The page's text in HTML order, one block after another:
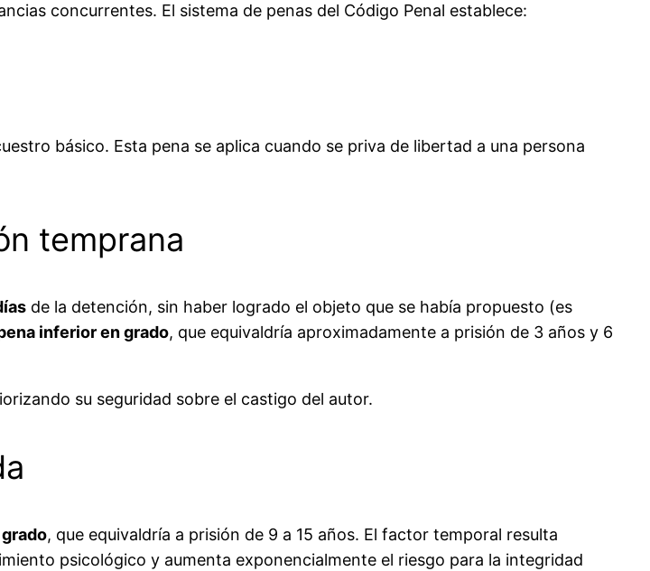
concurrentes. El sistema de penas del Código Penal establece:
básico. Esta pena se aplica cuando se priva de libertad a una persona
temprana
de la detención, sin haber logrado el objeto que se había propuesto (es
inferior en grado, que equivaldría aproximadamente a prisión de 3 años y 6
su seguridad sobre el castigo del autor.
, que equivaldría a prisión de 9 a 15 años. El factor temporal resulta
psicológico y aumenta exponencialmente el riesgo para la integridad